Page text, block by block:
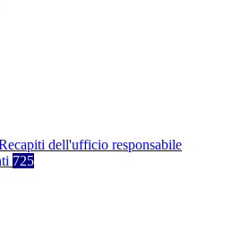
dell'ufficio responsabile
725